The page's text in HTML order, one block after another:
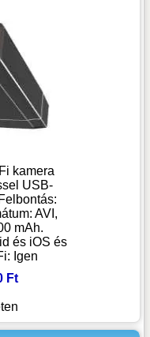
kamera
USB-
AVI,
mAh.
és iOS és
Igen
Ft